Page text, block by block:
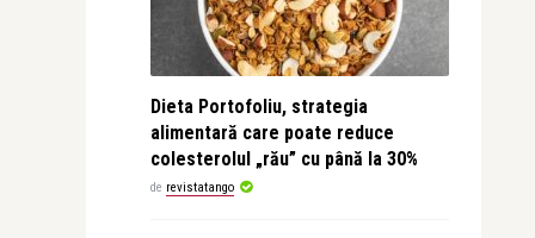
Dieta Portofoliu, strategia
alimentară care poate reduce
colesterolul „rău” cu până la 30%
de revistatango